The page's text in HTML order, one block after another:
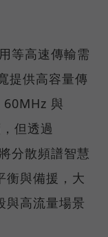
等高速傳輸需
提供高容量傳
與
但透過
分散頻譜智慧
衡與備援，大
與高流量場景